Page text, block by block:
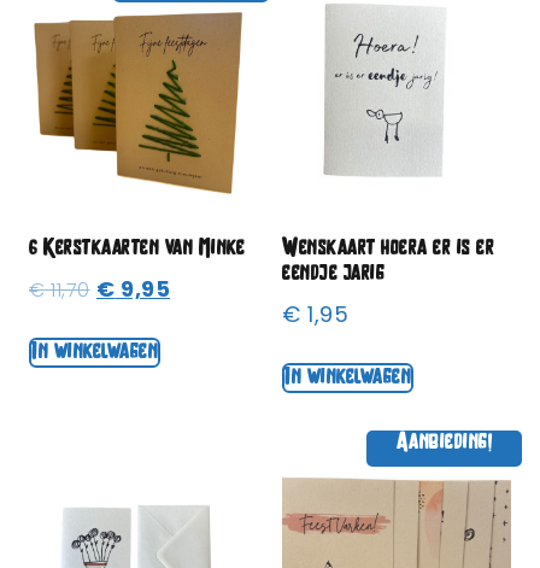
6 Kerstkaarten van Minke
€11,70 € 9,95
In winkelwagen
Wenskaart hoera er is er
eendje jarig
€ 1,95
In winkelwagen
Aanbieding!